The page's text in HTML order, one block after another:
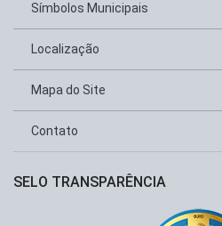
Símbolos Municipais
Localização
Mapa do Site
Contato
SELO TRANSPARÊNCIA